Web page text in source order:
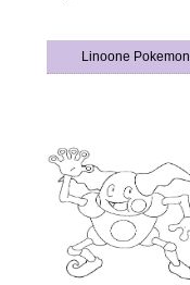
Linoone Pokemon